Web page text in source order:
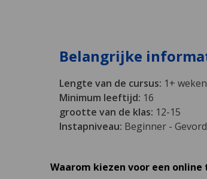
Belangrijke
Lengte van de cursus: 1+ weken
Minimum leeftijd: 16
grootte van de klas: 12-15
Instapniveau: Beginner -
Waarom kiezen voor een online